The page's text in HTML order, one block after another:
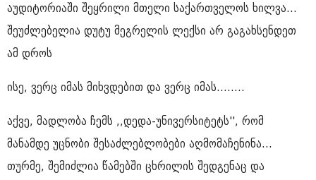
აუდიტორიაში შეყრილი მთელი საქართველოს ხილვა...
შეუძლებელია დუტუ მეგრელის ლექსი არ გაგახსენდეთ
ამ დროს
ისე, ვერც იმას მიხვდებით და ვერც იმას........
აქვე, მადლობა ჩემს ,,დედა-უნივერსიტეტს'', რომ
მანამდე უცნობი შესაძლებლობები აღმომაჩენინა...
თურმე, შემიძლია წამებში ცხრილის შედგენაც და